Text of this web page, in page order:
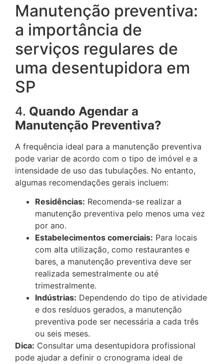
Manutenção preventiva:
a importância de
serviços regulares de
uma desentupidora em
SP
4. Quando Agendar a
Manutenção Preventiva?
A frequência ideal para a manutenção preventiva
pode variar de acordo com o tipo de imóvel e a
intensidade de uso das tubulações. No entanto,
algumas recomendações gerais incluem:
Residências: Recomenda-se realizar a
manutenção preventiva pelo menos uma vez
por ano.
Estabelecimentos comerciais: Para locais
com alta utilização, como restaurantes e
bares, a manutenção preventiva deve ser
realizada semestralmente ou até
trimestralmente.
Indústrias: Dependendo do tipo de atividade
e dos resíduos gerados, a manutenção
preventiva pode ser necessária a cada três
ou seis meses.
Dica: Consultar uma desentupidora profissional
pode ajudar a definir o cronograma ideal de